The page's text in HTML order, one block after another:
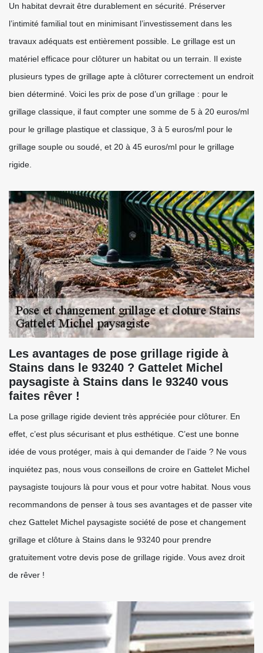
Un habitat devrait être durablement en sécurité. Préserver
l’intimité familial tout en minimisant l’investissement dans les
travaux adéquats est entièrement possible. Le grillage est un
matériel efficace pour clôturer un habitat ou un terrain. Il existe
plusieurs types de grillage apte à clôturer correctement un endroit
bien déterminé. Voici les prix de pose d’un grillage : pour le
grillage classique, il faut compter une somme de 5 à 20 euros/ml
pour le grillage plastique et classique, 3 à 5 euros/ml pour le
grillage souple ou soudé, et 20 à 45 euros/ml pour le grillage
rigide.
Les avantages de pose grillage rigide à
Stains dans le 93240 ? Gattelet Michel
paysagiste à Stains dans le 93240 vous
faites rêver !
La pose grillage rigide devient très appréciée pour clôturer. En
effet, c’est plus sécurisant et plus esthétique. C’est une bonne
idée de vous protéger, mais à qui demander de l’aide ? Ne vous
inquiétez pas, nous vous conseillons de croire en Gattelet Michel
paysagiste toujours là pour vous et pour votre habitat. Nous vous
recommandons de penser à tous ses avantages et de passer vite
chez Gattelet Michel paysagiste société de pose et changement
grillage et clôture à Stains dans le 93240 pour prendre
gratuitement votre devis pose de grillage rigide. Vous avez droit
de rêver !